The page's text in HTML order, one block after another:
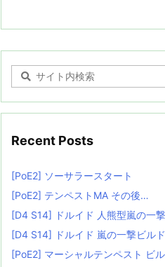
Recent Posts
[PoE2] ソーサラースタート
[PoE2] テンペストMA その後…
[D4 S14] ドルイド 人熊型嵐の一
[D4 S14] ドルイド 嵐の一撃ビルド
[PoE2] マーシャルテンペスト ビ